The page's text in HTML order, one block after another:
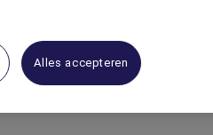
Alles accepteren